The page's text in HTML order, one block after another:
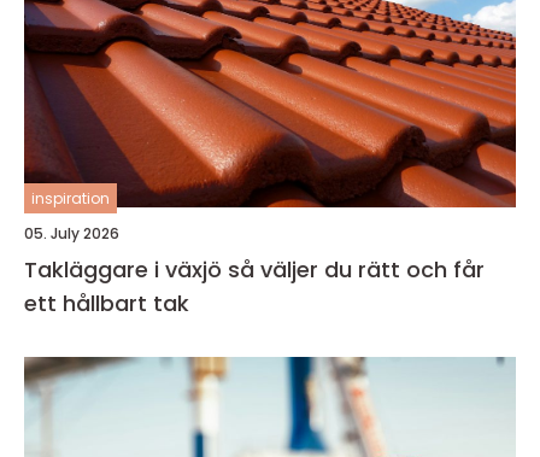
inspiration
05. July 2026
Takläggare i växjö så väljer du rätt och får
ett hållbart tak